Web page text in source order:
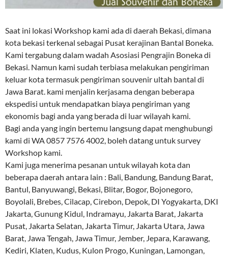
Saat ini lokasi Workshop kami ada di daerah Bekasi, dimana
kota bekasi terkenal sebagai Pusat kerajinan Bantal Boneka.
Kami tergabung dalam wadah Asosiasi Pengrajin Boneka di
Bekasi. Namun kami sudah terbiasa melakukan pengiriman
keluar kota termasuk pengiriman souvenir ultah bantal di
Jawa Barat. kami menjalin kerjasama dengan beberapa
ekspedisi untuk mendapatkan biaya pengiriman yang
ekonomis bagi anda yang berada di luar wilayah kami.
Bagi anda yang ingin bertemu langsung dapat menghubungi
kami di WA 0857 7576 4002, boleh datang untuk survey
Workshop kami.
Kami juga menerima pesanan untuk wilayah kota dan
beberapa daerah antara lain : Bali, Bandung, Bandung Barat,
Bantul, Banyuwangi, Bekasi, Blitar, Bogor, Bojonegoro,
Boyolali, Brebes, Cilacap, Cirebon, Depok, DI Yogyakarta, DKI
Jakarta, Gunung Kidul, Indramayu, Jakarta Barat, Jakarta
Pusat, Jakarta Selatan, Jakarta Timur, Jakarta Utara, Jawa
Barat, Jawa Tengah, Jawa Timur, Jember, Jepara, Karawang,
Kediri, Klaten, Kudus, Kulon Progo, Kuningan, Lamongan,